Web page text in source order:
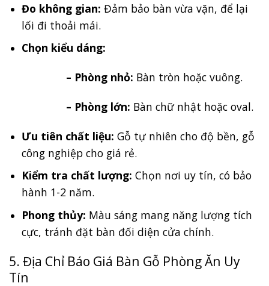
Đo không gian: Đảm bảo bàn vừa vặn, để lại
lối đi thoải mái.
Chọn kiểu dáng:
– Phòng nhỏ: Bàn tròn hoặc vuông.
– Phòng lớn: Bàn chữ nhật hoặc oval.
Ưu tiên chất liệu: Gỗ tự nhiên cho độ bền, gỗ
công nghiệp cho giá rẻ.
Kiểm tra chất lượng: Chọn nơi uy tín, có bảo
hành 1-2 năm.
Phong thủy: Màu sáng mang năng lượng tích
cực, tránh đặt bàn đối diện cửa chính.
5. Địa Chỉ Báo Giá Bàn Gỗ Phòng Ăn Uy
Tín